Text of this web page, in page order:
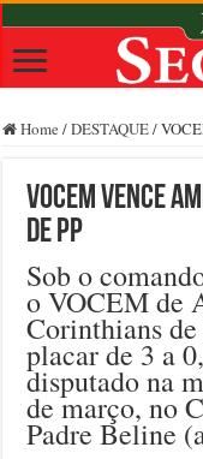
Home /DESTAQUE/
VOCEM vence
de PP
Sob o
o VOCEM de
Corinthians
placar de 3 a
disputado na
de março, no
Padre Beline